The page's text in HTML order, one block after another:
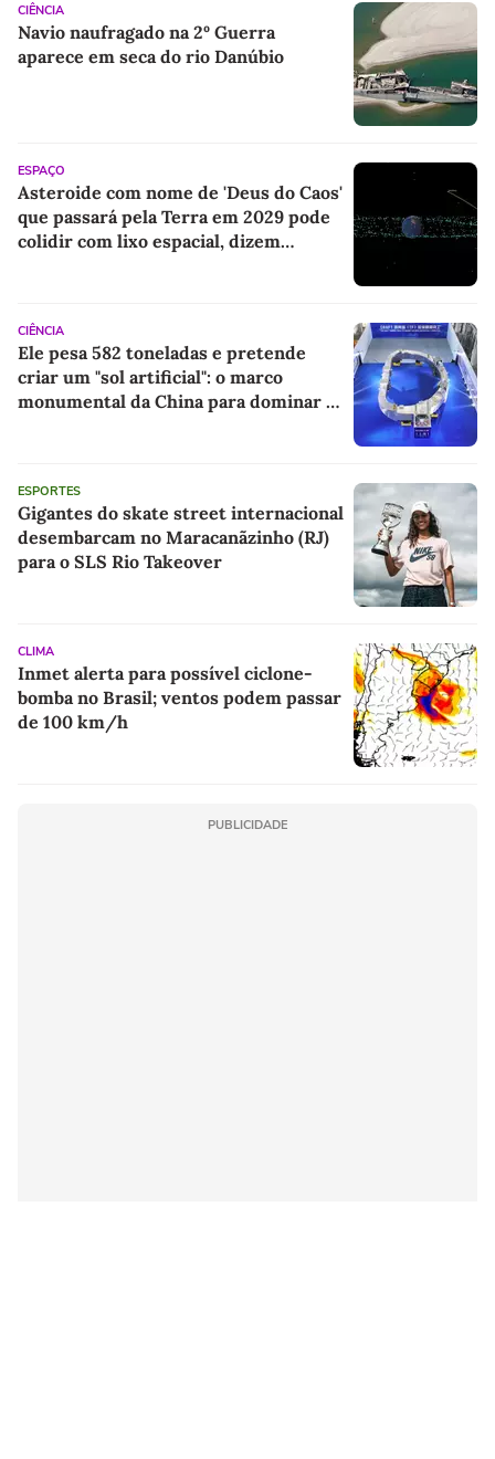
CIÊNCIA
Navio naufragado na 2º Guerra
aparece em seca do rio Danúbio
ESPAÇO
Asteroide com nome de 'Deus do Caos'
que passará pela Terra em 2029 pode
colidir com lixo espacial, dizem
CIÊNCIA
Ele pesa 582 toneladas e pretende
criar um "sol artificial": o marco
monumental da China para dominar a
ESPORTES
Gigantes do skate street internacional
desembarcam no Maracanãzinho (RJ)
para o SLS Rio Takeover
CLIMA
Inmet alerta para possível ciclone-
bomba no Brasil; ventos podem passar
de 100 km/h
PUBLICIDADE